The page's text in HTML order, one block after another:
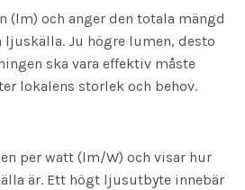
(lm) och anger den totala mängd
ljuskälla. Ju högre lumen, desto
ska vara effektiv måste
lokalens storlek och behov.
per watt (lm/W) och visar hur
är. Ett högt ljusutbyte innebär